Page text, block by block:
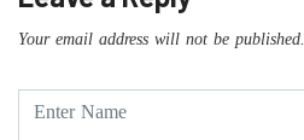
Your email address will not be published.